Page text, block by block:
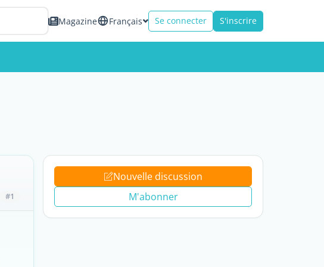
Magazine Français Se connecter S'inscrire
#1
Nouvelle discussion
M'abonner